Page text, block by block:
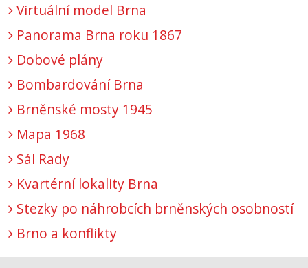
Virtuální model Brna
Panorama Brna roku 1867
Dobové plány
Bombardování Brna
Brněnské mosty 1945
Mapa 1968
Sál Rady
Kvartérní lokality Brna
Stezky po náhrobcích brněnských osobností
Brno a konflikty